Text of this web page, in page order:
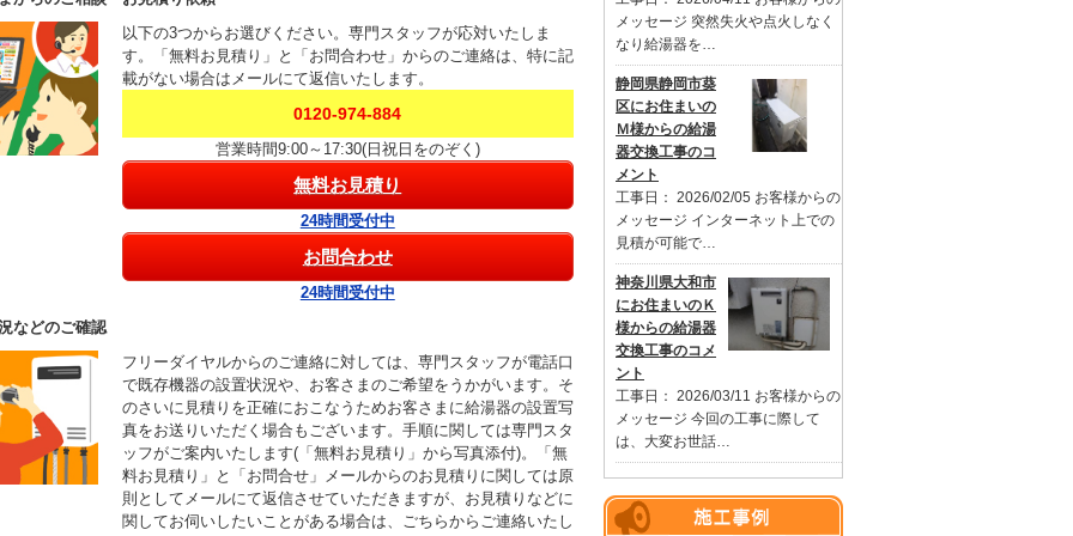
メッセージ 突然失火や点火しなく
なり給湯器を…
静岡県静岡市葵
区にお住まいの
Ｍ様からの給湯
器交換工事のコ
メント
工事日： 2026/02/05 お客様からの
メッセージ インターネット上での
見積が可能で…
神奈川県大和市
にお住まいのＫ
様からの給湯器
交換工事のコメ
ント
工事日： 2026/03/11 お客様からの
メッセージ 今回の工事に際して
は、大変お世話…
以下の3つからお選びください。専門スタッフが応対いたしま
す。「無料お見積り」と「お問合わせ」からのご連絡は、特に記
載がない場合はメールにて返信いたします。
0120-974-884
営業時間9:00～17:30(日祝日をのぞく)
無料お見積り
24時間受付中
お問合わせ
24時間受付中
などのご確認
フリーダイヤルからのご連絡に対しては、専門スタッフが電話口
で既存機器の設置状況や、お客さまのご希望をうかがいます。そ
のさいに見積りを正確におこなうためお客さまに給湯器の設置写
真をお送りいただく場合もございます。手順に関しては専門スタ
ッフがご案内いたします(「無料お見積り」から写真添付)。「無
料お見積り」と「お問合せ」メールからのお見積りに関しては原
則としてメールにて返信させていただきますが、お見積りなどに
関してお伺いしたいことがある場合は、ごちらからご連絡いたし